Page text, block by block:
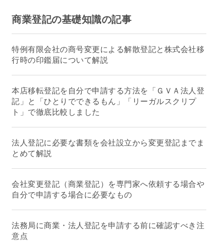
商業登記の基礎知識の記事
特例有限会社の商号変更による解散登記と株式会社移
行時の印鑑届について解説
本店移転登記を自分で申請する方法を「ＧＶＡ法人登
記」と「ひとりでできるもん」「リーガルスクリプ
ト」で徹底比較しました
法人登記に必要な書類を会社設立から変更登記までま
とめて解説
会社変更登記（商業登記）を専門家へ依頼する場合や
自分で申請する場合に必要なもの
法務局に商業・法人登記を申請する前に確認すべき注
意点